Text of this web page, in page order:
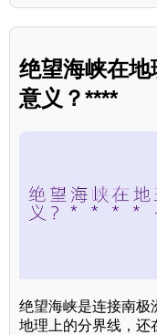
绝望海峡在
意义？****
绝望海峡是连接南极
地理上的分界线，还